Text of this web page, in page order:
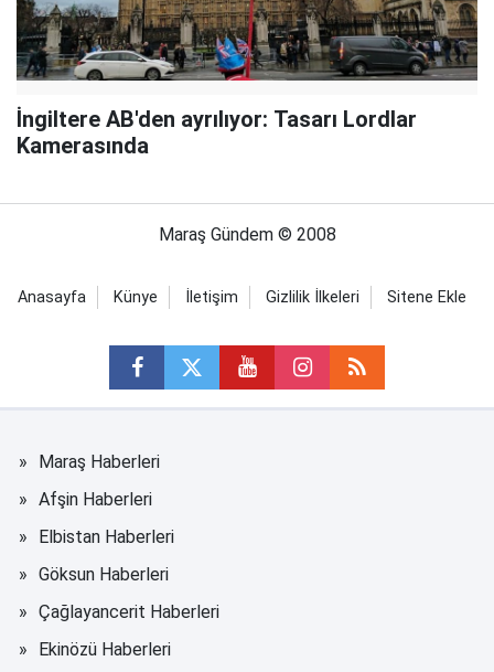
İngiltere AB'den ayrılıyor: Tasarı Lordlar
Kamerasında
Maraş Gündem © 2008
Anasayfa Künye İletişim Gizlilik İlkeleri Sitene Ekle
Maraş Haberleri
Afşin Haberleri
Elbistan Haberleri
Göksun Haberleri
Çağlayancerit Haberleri
Ekinözü Haberleri